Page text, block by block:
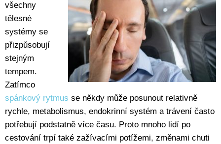
všechny
tělesné
systémy se
přizpůsobují
stejným
tempem.
Zatímco
spánkový rytmus se někdy může posunout relativně
rychle, metabolismus, endokrinní systém a trávení často
potřebují podstatně více času. Proto mnoho lidí po
cestování trpí také zažívacími potížemi, změnami chuti